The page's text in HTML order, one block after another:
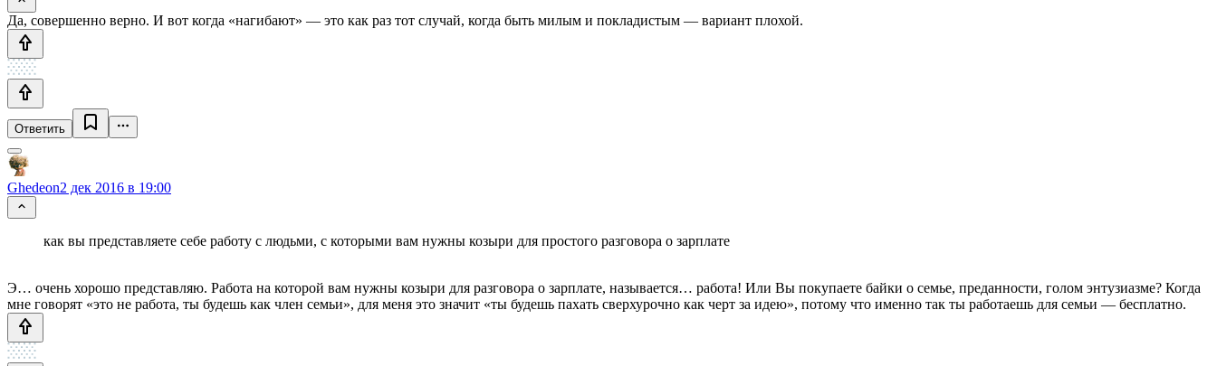
Да, совершенно верно. И вот когда «нагибают» — это как раз тот случай, когда быть милым и покладистым — вариант плохой.
Ответить
Ghedeon2 дек 2016 в 19:00
как вы представляете себе работу с людьми, с которыми вам нужны козыри для простого разговора о зарплате
Э… очень хорошо представляю. Работа на которой вам нужны козыри для разговора о зарплате, называется… работа! Или Вы покупаете байки о семье, преданности, голом энтузиазме? Когда
мне говорят «это не работа, ты будешь как член семьи», для меня это значит «ты будешь пахать сверхурочно как черт за идею», потому что именно так ты работаешь для семьи — бесплатно.